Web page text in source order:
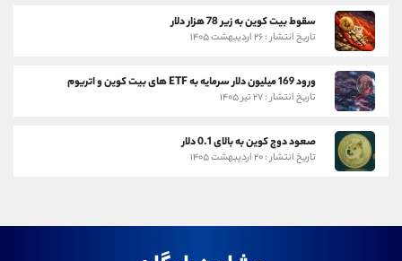
سقوط بیت کوین به زیر 78 هزار دلار
تاریخ انتشار : ۲۶ اردیبهشت ۱۴۰۵
ورود 169 میلیون دلار سرمایه به ETF های بیت کوین و اتریوم
تاریخ انتشار : ۲۷ تیر ۱۴۰۵
صعود دوج کوین به بالای 0.1 دلار
تاریخ انتشار : ۲۰ اردیبهشت ۱۴۰۵